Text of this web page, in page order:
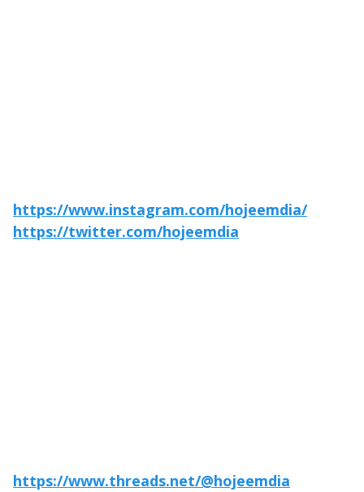
https://www.instagram.com/hojeemdia/
https://twitter.com/hojeemdia
https://www.threads.net/@hojeemdia